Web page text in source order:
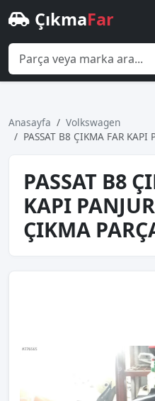
ÇıkmaFar
Anasayfa
Volkswagen
PASSAT B8 ÇIKMA FAR KAPI
PASSAT B8
KAPI
ÇIKMA